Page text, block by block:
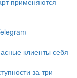
клиенты себя
за три